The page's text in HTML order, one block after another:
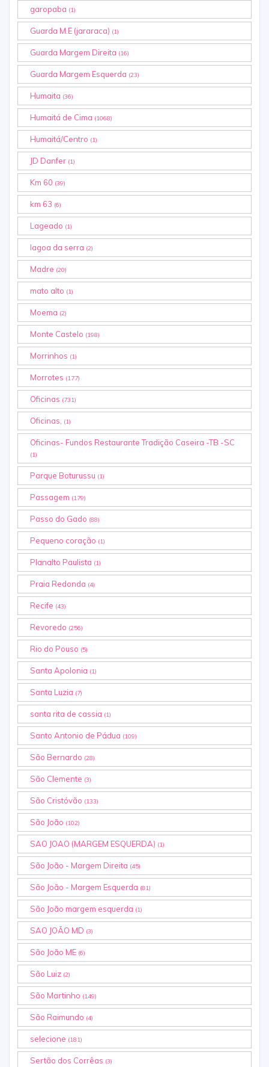
garopaba (1)
Guarda M.E (jararaca) (1)
Guarda Margem Direita (16)
Guarda Margem Esquerda (23)
Humaita (36)
Humaitá de Cima (1068)
Humaitá/Centro (1)
JD Danfer (1)
Km 60 (39)
km 63 (6)
Lageado (1)
lagoa da serra (2)
Madre (20)
mato alto (1)
Moema (2)
Monte Castelo (198)
Morrinhos (1)
Morrotes (177)
Oficinas (731)
Oficinas, (1)
Oficinas- Fundos Restaurante Tradição Caseira -TB -SC
(1)
Parque Boturussu (1)
Passagem (179)
Passo do Gado (88)
Pequeno coração (1)
Planalto Paulista (1)
Praia Redonda (4)
Recife (43)
Revoredo (256)
Rio do Pouso (5)
Santa Apolonia (1)
Santa Luzia (7)
santa rita de cassia (1)
Santo Antonio de Pádua (109)
São Bernardo (28)
São Clemente (3)
São Cristóvão (133)
São João (102)
SAO JOAO (MARGEM ESQUERDA) (1)
São João - Margem Direita (45)
São João - Margem Esquerda (81)
São João margem esquerda (1)
SAO JOÃO MD (3)
São João ME (6)
São Luiz (2)
São Martinho (149)
São Raimundo (4)
selecione (181)
Sertão dos Corrêas (3)